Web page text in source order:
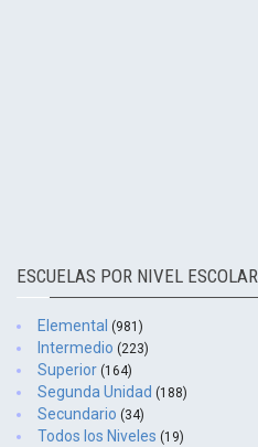
ESCUELAS POR NIVEL ESCOLAR
Elemental (981)
Intermedio (223)
Superior (164)
Segunda Unidad (188)
Secundario (34)
Todos los Niveles (19)